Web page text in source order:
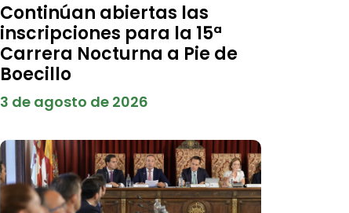
Continúan abiertas las
inscripciones para la 15ª
Carrera Nocturna a Pie de
Boecillo
3 de agosto de 2026